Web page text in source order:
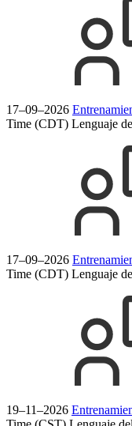
17–09–2026
Time (CDT) Lenguaje
17–09–2026
Time (CDT) Lenguaje
19–11–2026